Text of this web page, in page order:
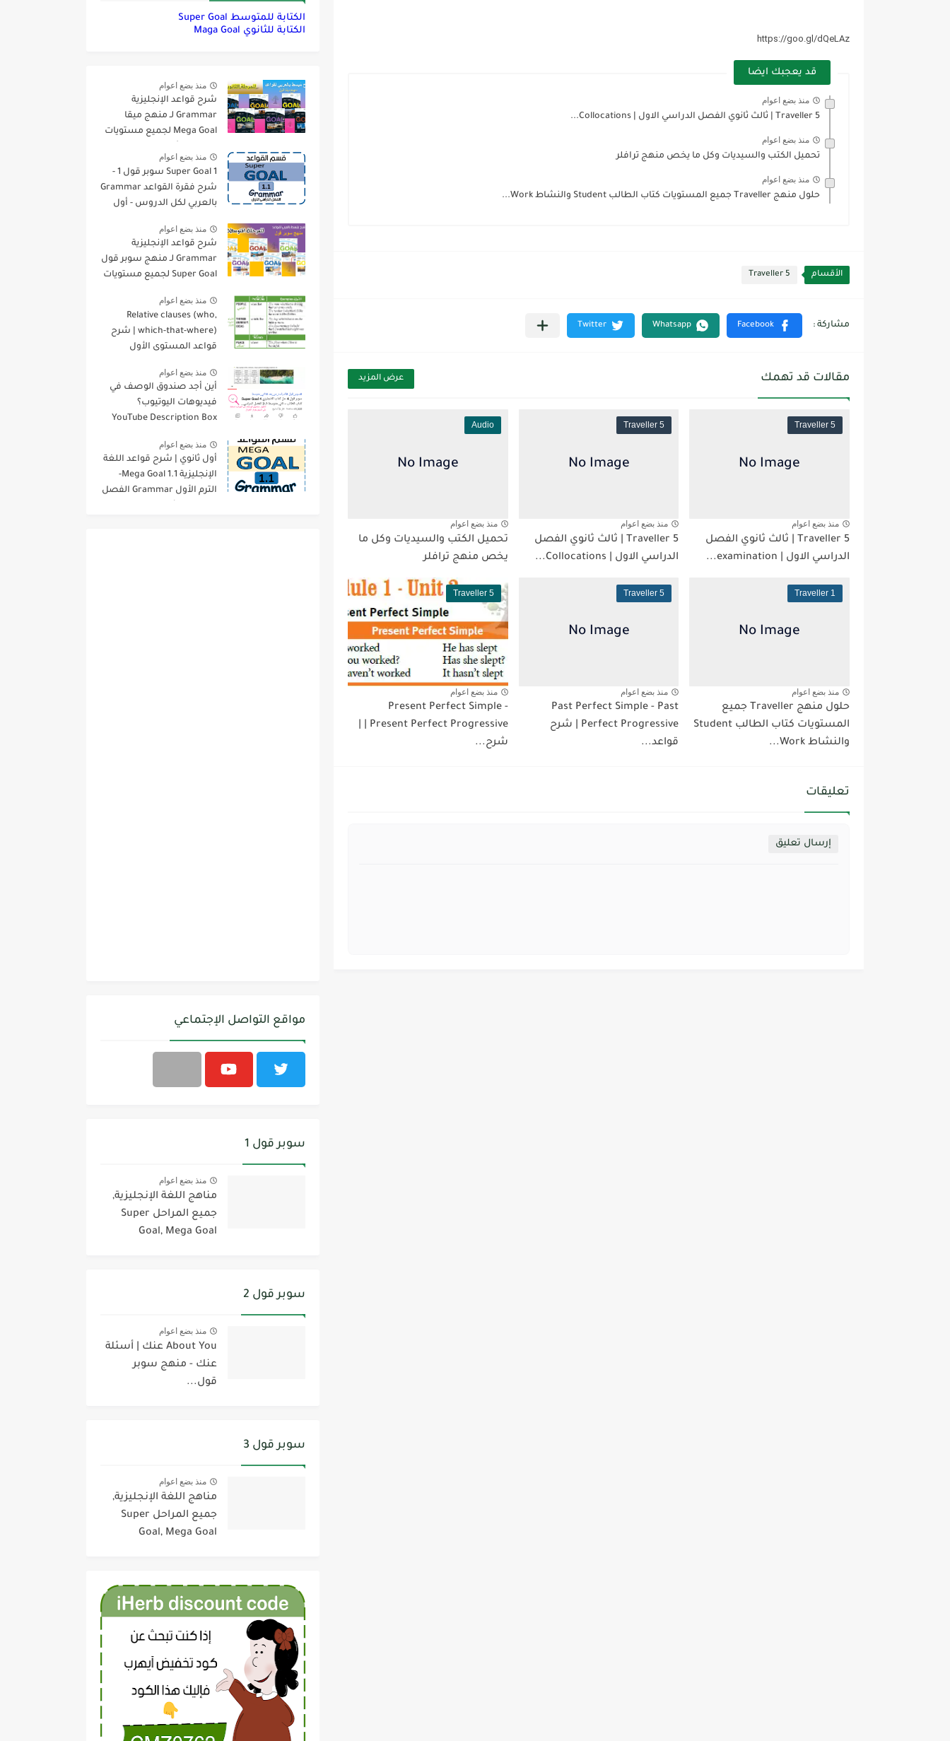
https://goo.gl/dQeLAz
قد يعجبك ايضا
منذ بضع اعوام
Traveller 5 | ثالث ثانوي الفصل الدراسي الاول | Collocations...
منذ بضع اعوام
تحميل الكتب والسيديات وكل ما يخص منهج ترافلر
منذ بضع اعوام
حلول منهج Traveller جميع المستويات كتاب الطالب Student والنشاط Work...
الأقسام Traveller 5
مقالات قد تهمك عرض المزيد
Traveller 5
منذ بضع اعوام
Traveller 5 | ثالث ثانوي الفصل
الدراسي الاول | examination...
Traveller 5
منذ بضع اعوام
Traveller 5 | ثالث ثانوي الفصل
الدراسي الاول | Collocations...
Audio
منذ بضع اعوام
تحميل الكتب والسيديات وكل ما
يخص منهج ترافلر
Traveller 1
منذ بضع اعوام
حلول منهج Traveller جميع
المستويات كتاب الطالب Student
والنشاط Work...
Traveller 5
منذ بضع اعوام
Past Perfect Simple - Past
Perfect Progressive | شرح
قواعد...
Traveller 5
منذ بضع اعوام
Present Perfect Simple -
شرح...
تعليقات
إرسال تعليق
الكتابة للمتوسط Super Goal
الكتابة للثانوي Maga Goal
منذ بضع اعوام
شرح قواعد الإنجليزية
Grammar لـ منهج ميقا
Mega Goal لجميع مستويات
منذ بضع اعوام
Super Goal 1 سوبر قول 1 -
شرح فقرة القواعد Grammar
بالعربي لكل الدروس - أول
الأول
منذ بضع اعوام
شرح قواعد الإنجليزية
Grammar لـ منهج سوبر قول
Super Goal لجميع مستويات
منذ بضع اعوام
Relative clauses (who,
which-that-where) | شرح
قواعد المستوى الأول
منذ بضع اعوام
أين أجد صندوق الوصف في
فيديوهات اليوتيوب؟
YouTube Description Box
منذ بضع اعوام
أول ثانوي | شرح قواعد اللغة
الإنجليزية 1.1 Mega Goal-
الترم الأول Grammar الفصل
مواقع التواصل الإجتماعي
سوبر قول 1
منذ بضع اعوام
مناهج اللغة الإنجليزية,
جميع المراحل Super
Goal, Mega Goal
سوبر قول 2
منذ بضع اعوام
About You عنك | أسئلة
عنك - منهج سوبر
قول...
سوبر قول 3
منذ بضع اعوام
مناهج اللغة الإنجليزية,
جميع المراحل Super
Goal, Mega Goal